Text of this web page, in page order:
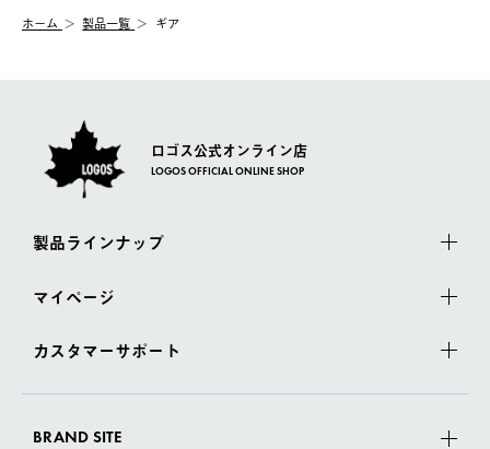
【配送業者】
佐川急便にて配送されます。
一度お手元の商品を返品いただき、ご希望商品を再注文してくだ
ホーム 製品一覧 ギア
ロゴス公式オンライン店
LOGOS OFFICIAL ONLINE SHOP
製品ラインナップ
マイページ
カスタマーサポート
BRAND SITE